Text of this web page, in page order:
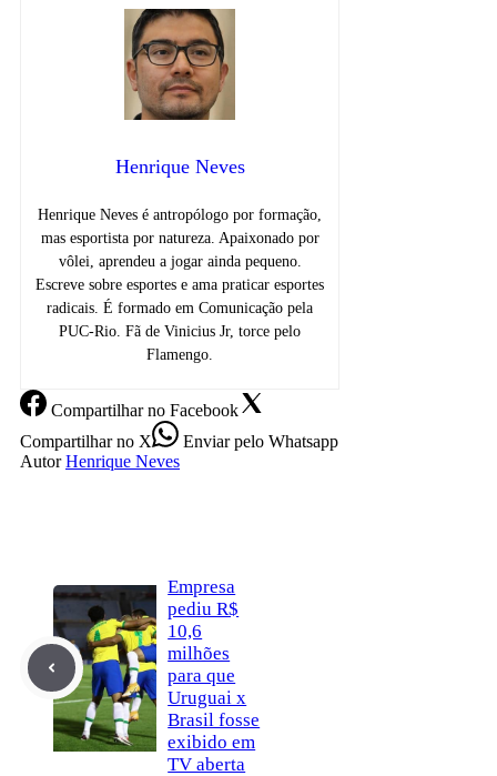
Henrique Neves
Henrique Neves é antropólogo por formação,
mas esportista por natureza. Apaixonado por
vôlei, aprendeu a jogar ainda pequeno.
Escreve sobre esportes e ama praticar esportes
radicais. É formado em Comunicação pela
PUC-Rio. Fã de Vinicius Jr, torce pelo
Flamengo.
Compartilharno Facebook
Compartilharno X Enviarpelo Whatsapp
Autor Henrique Neves
Empresa
pediu R$
10,6
milhões
para que
Uruguai x
Brasil fosse
exibido em
TV aberta